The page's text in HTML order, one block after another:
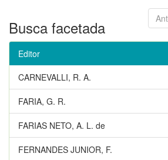
Busca facetada
Editor
CARNEVALLI, R. A.
FARIA, G. R.
FARIAS NETO, A. L. de
FERNANDES JUNIOR, F.